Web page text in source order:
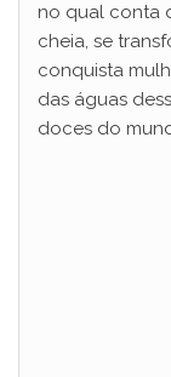
no qual conta
cheia, se
conquista
das águas
doces do